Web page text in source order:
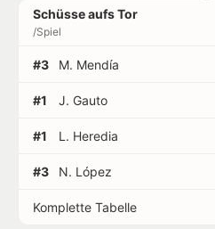
Schüsse aufs Tor
/Spiel
#3 M. Mendía
#1 J. Gauto
#1 L. Heredia
#3 N. López
Komplette Tabelle